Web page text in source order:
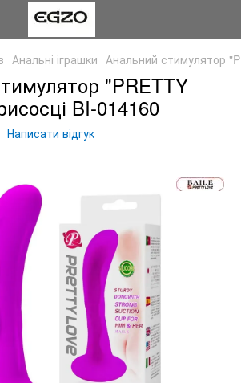
Анальні іграшки Анальний стимулятор
"PRETTY
BI-014160
Написати відгук